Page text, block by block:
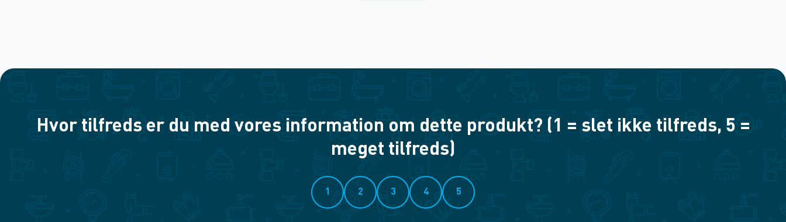
Hvor tilfreds er du med vores information om dette produkt? (1 = slet ikke tilfreds, 5 =
meget tilfreds)
1 2 3 4 5